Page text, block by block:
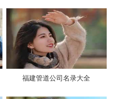
福建管道公司名录大全